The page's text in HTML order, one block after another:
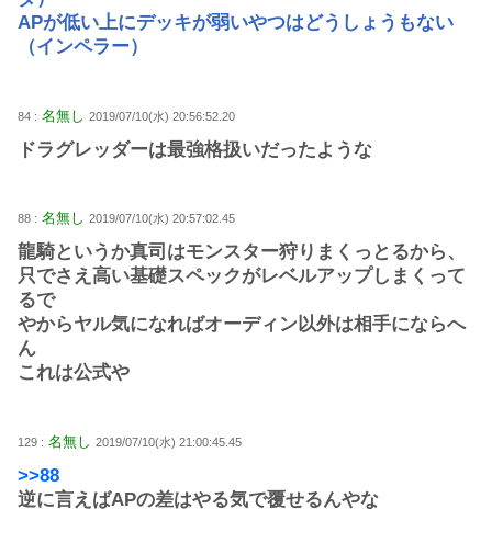
APが低い上にデッキが弱いやつはどうしょうもない
（インペラー）
84 : 名無し 2019/07/10(水) 20:56:52.20
ドラグレッダーは最強格扱いだったような
88 : 名無し 2019/07/10(水) 20:57:02.45
龍騎というか真司はモンスター狩りまくっとるから、
只でさえ高い基礎スペックがレベルアップしまくって
るで
やからヤル気になればオーディン以外は相手にならへ
ん
これは公式や
129 : 名無し 2019/07/10(水) 21:00:45.45
>>88
逆に言えばAPの差はやる気で覆せるんやな